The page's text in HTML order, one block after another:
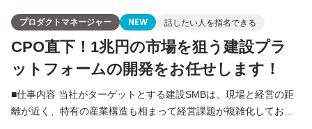
プロダクトマネージャー NEW 話したい人を指名できる
CPO直下！1兆円の市場を狙う建設プラ
ットフォームの開発をお任せします！
■仕事内容 当社がターゲットとする建設SMBは、現場と経営の距
離が近く、特有の産業構造も相まって経営課題が複雑化してお